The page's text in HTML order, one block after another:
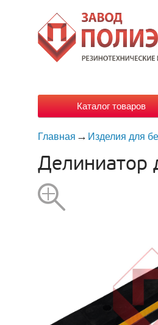
Каталог товаров
Главная Изделия для
Делиниатор